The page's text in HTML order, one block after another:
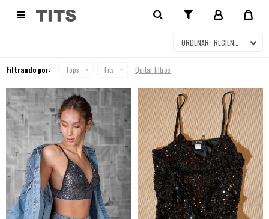

RECIENTES
Filtrando por: Tops Tits Quitar filtros